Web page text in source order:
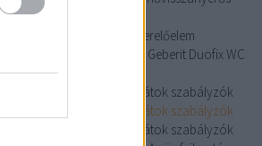
Geberit Duofix WC szerelőelem
Geberit Duofix WC
Honeywell helyiségtermosztátok szabályzók
Honeywell helyiségtermosztátok szabályzók
Honeywell helyiségtermosztátok szabályzók